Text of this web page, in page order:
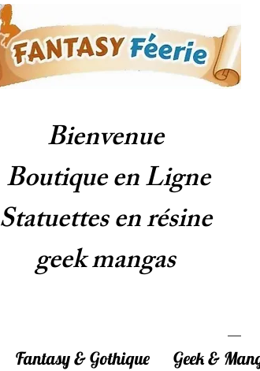
Bienvenue
Boutique en Ligne
Statuettes en résine
geek mangas
Fantasy & Gothique Geek &